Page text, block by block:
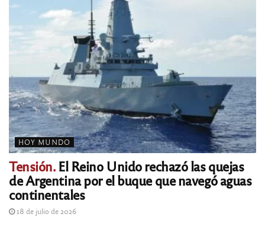
HOY MUNDO
Tensión.El Reino Unido rechazó las quejas
de Argentina por el buque que navegó aguas
continentales
18 de julio de 2026